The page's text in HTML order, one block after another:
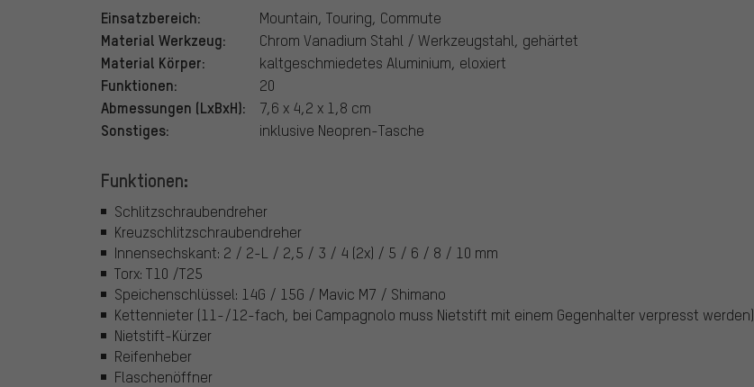
Einsatzbereich: Mountain, Touring, Commute
Material Werkzeug: Chrom Vanadium Stahl / Werkzeugstahl, gehärtet
Material Körper: kaltgeschmiedetes Aluminium, eloxiert
Funktionen: 20
Abmessungen (LxBxH): 7,6 x 4,2 x 1,8 cm
Sonstiges: inklusive Neopren-Tasche
Funktionen:
Schlitzschraubendreher
Kreuzschlitzschraubendreher
Innensechskant: 2 / 2-L / 2,5 / 3 / 4 (2x) / 5 / 6 / 8 / 10 mm
Torx: T10 /T25
Speichenschlüssel: 14G / 15G / Mavic M7 / Shimano
Kettennieter (11-/12-fach, bei Campagnolo muss Nietstift mit einem Gegenhalter verpresst werden)
Nietstift-Kürzer
Reifenheber
Flaschenöffner